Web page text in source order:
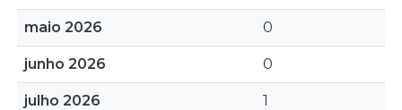
maio 2026 0
junho 2026 0
julho 2026 1